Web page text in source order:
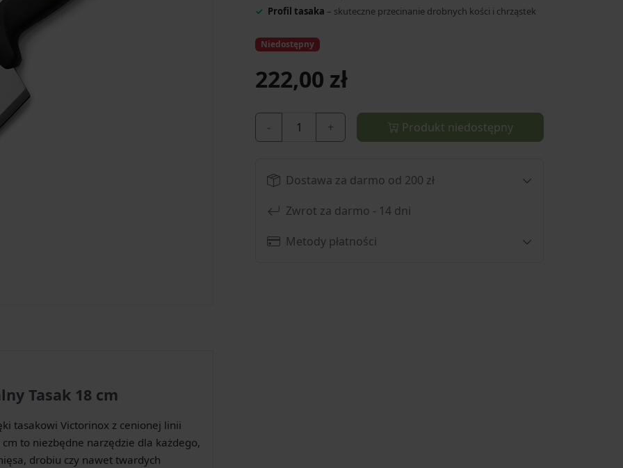
Tasak 18 cm
tasakowi Victorinox z cenionej linii
to niezbędne narzędzie dla każdego,
drobiu czy nawet twardych
Profil tasaka – skuteczne przecinanie drobnych kości i chrząstek
Niedostępny
222,00 zł
- + Produkt niedostępny
Dostawa za darmo od 200 zł
Zwrot za darmo - 14 dni
Metody płatności